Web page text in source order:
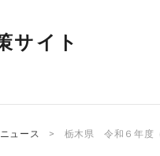
サイト
ュース 栃木県 令和６年度